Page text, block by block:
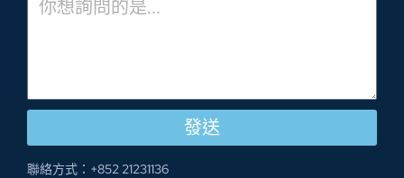
發送
聯絡方式：+852 21231136